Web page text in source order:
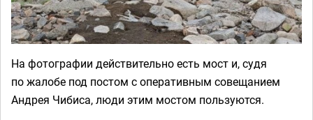
На фотографии действительно есть мост и, судя
по жалобе под постом с оперативным совещанием
Андрея Чибиса, люди этим мостом пользуются.